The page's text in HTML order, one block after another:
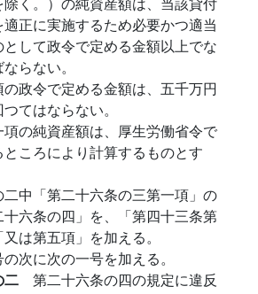
正に実施するため必要かつ適当
として政令で定める金額以上でな
らない。
の政令で定める金額は、五千万円
てはならない。
項の純資産額は、厚生労働省令で
ところにより計算するものとす
中「第二十六条の三第一項」の
六条の四」を、「第四十三条第
は第五項」を加える。
次に次の一号を加える。
二 第二十六条の四の規定に違反